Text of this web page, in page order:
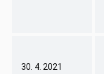
30. 4. 2021